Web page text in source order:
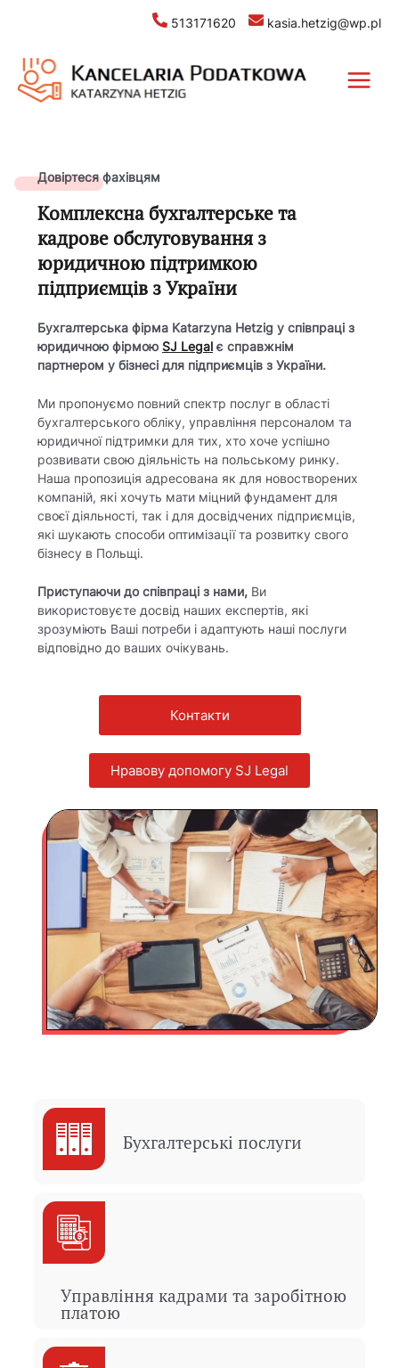
513171620 kasia.hetzig@wp.pl
Довіртеся фахівцям
Комплексна бухгалтерське та
кадрове обслуговування з
юридичною підтримкою
підприємців з України
Бухгалтерська фірма Katarzyna Hetzig у співпраці з
юридичною фірмою SJ Legal є справжнім
партнером у бізнесі для підприємців з України.
Ми пропонуємо повний спектр послуг в області
бухгалтерського обліку, управління персоналом та
юридичної підтримки для тих, хто хоче успішно
розвивати свою діяльність на польському ринку.
Наша пропозиція адресована як для новостворених
компаній, які хочуть мати міцний фундамент для
своєї діяльності, так і для досвідчених підприємців,
які шукають способи оптимізації та розвитку свого
бізнесу в Польщі.
Приступаючи до співпраці з нами, Ви
використовуєте досвід наших експертів, які
зрозуміють Ваші потреби і адаптують наші послуги
відповідно до ваших очікувань.
Контакти
Нравову допомогу SJ Legal
Бухгалтерські послуги
Управління кадрами та заробітною
платою